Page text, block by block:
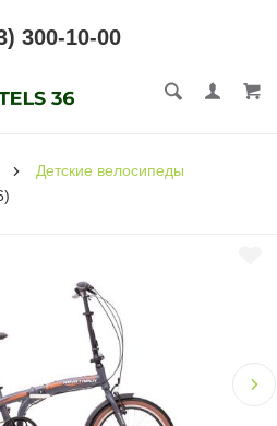
300-10-00
Детские велосипеды